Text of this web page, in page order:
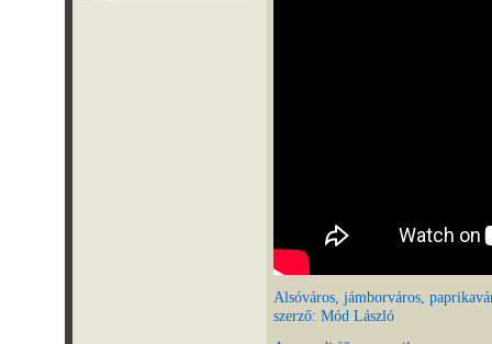
Alsóváros, jámborváros,
szerző: Mód László